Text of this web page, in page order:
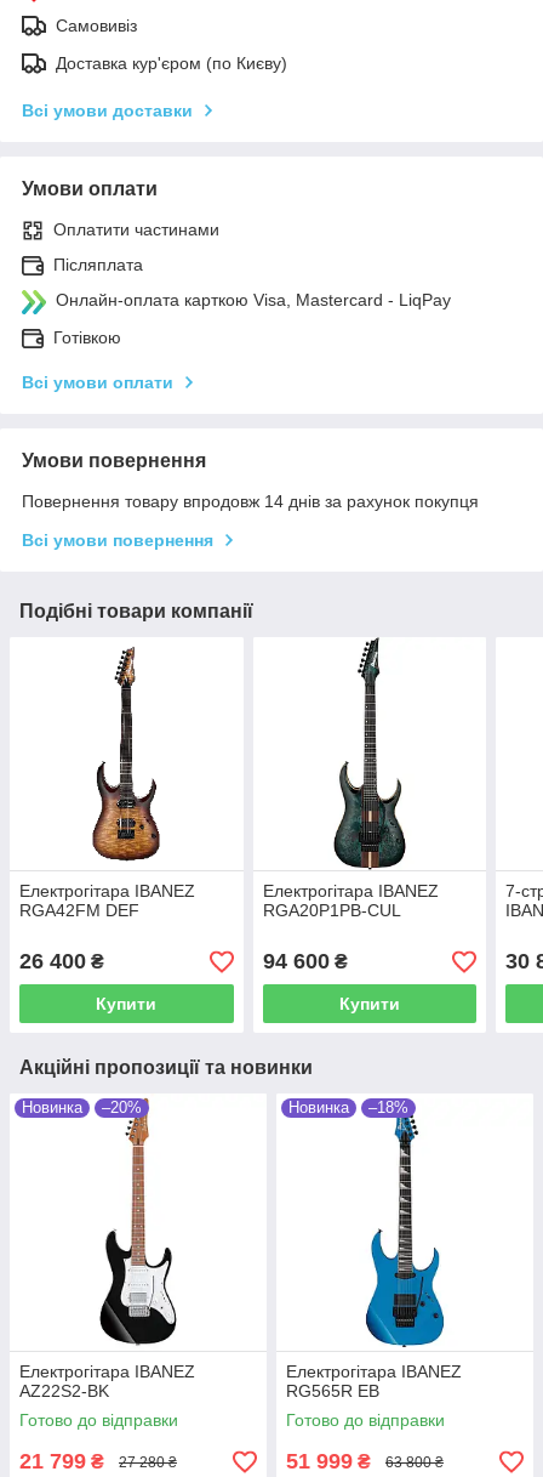
Самовивіз
Доставка кур'єром (по Києву)
Всі умови доставки
Умови оплати
Оплатити частинами
Післяплата
Онлайн-оплата карткою Visa, Mastercard - LiqPay
Готівкою
Всі умови оплати
Умови повернення
Повернення товару впродовж 14 днів за рахунок покупця
Всі умови повернення
Подібні товари компанії
Електрогітара IBANEZ
RGA42FM DEF
26 400 ₴
Купити
Електрогітара IBANEZ
RGA20P1PB-CUL
94 600₴
Купити
7-
30
Акційні пропозиції та новинки
Новинка –20%
Електрогітара IBANEZ
AZ22S2-BK
Готово до відправки
21 799 ₴ 27 280 ₴
Новинка –18%
Електрогітара IBANEZ
RG565R EB
Готово до відправки
51 999 ₴ 63 800 ₴